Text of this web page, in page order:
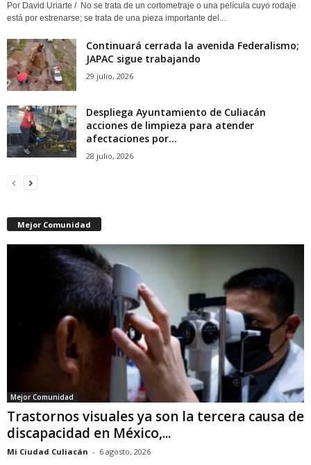
Por David Uriarte / No se trata de un cortometraje o una película cuyo rodaje
está por estrenarse; se trata de una pieza importante del...
Continuará cerrada la avenida Federalismo;
JAPAC sigue trabajando
29 julio, 2026
Despliega Ayuntamiento de Culiacán
acciones de limpieza para atender
afectaciones por...
28 julio, 2026
Mejor Comunidad
Mejor Comunidad
Trastornos visuales ya son la tercera causa de
discapacidad en México,...
Mi Ciudad Culiacán - 6 agosto, 2026